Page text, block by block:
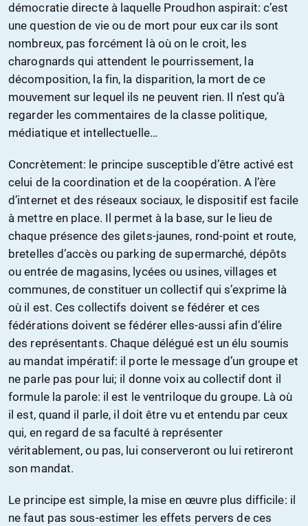
démocratie directe à laquelle Proudhon aspirait: c’est
une question de vie ou de mort pour eux car ils sont
nombreux, pas forcément là où on le croit, les
charognards qui attendent le pourrissement, la
décomposition, la fin, la disparition, la mort de ce
mouvement sur lequel ils ne peuvent rien. Il n’est qu’à
regarder les commentaires de la classe politique,
médiatique et intellectuelle…
Concrètement: le principe susceptible d’être activé est
celui de la coordination et de la coopération. A l’ère
d’internet et des réseaux sociaux, le dispositif est facile
à mettre en place. Il permet à la base, sur le lieu de
chaque présence des gilets-jaunes, rond-point et route,
bretelles d’accès ou parking de supermarché, dépôts
ou entrée de magasins, lycées ou usines, villages et
communes, de constituer un collectif qui s’exprime là
où il est. Ces collectifs doivent se fédérer et ces
fédérations doivent se fédérer elles-aussi afin d’élire
des représentants. Chaque délégué est un élu soumis
au mandat impératif: il porte le message d’un groupe et
ne parle pas pour lui; il donne voix au collectif dont il
formule la parole: il est le ventriloque du groupe. Là où
il est, quand il parle, il doit être vu et entendu par ceux
qui, en regard de sa faculté à représenter
véritablement, ou pas, lui conserveront ou lui retireront
son mandat.
Le principe est simple, la mise en œuvre plus difficile: il
ne faut pas sous-estimer les effets pervers de ces